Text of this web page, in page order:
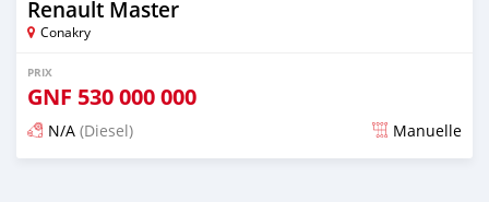
Renault Master
Conakry
PRIX
GNF 530 000 000
N/A (Diesel) Manuelle